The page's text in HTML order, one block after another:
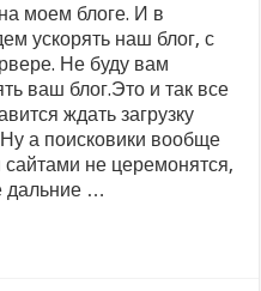
моем блоге. И в
ускорять наш блог, с
Не буду вам
ваш блог.Это и так все
ждать загрузку
а поисковики вообще
не церемонятся,
дальние …